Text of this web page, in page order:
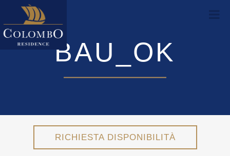
BAU_OK
RICHIESTA DISPONIBILITÀ